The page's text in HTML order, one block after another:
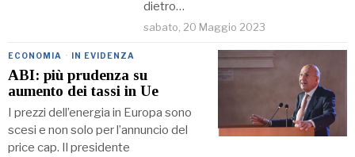
dietro…
sabato, 20 Maggio 2023
ECONOMIA · IN EVIDENZA
ABI: più prudenza su
aumento dei tassi in Ue
I prezzi dell’energia in Europa sono
scesi e non solo per l’annuncio del
price cap. Il presidente